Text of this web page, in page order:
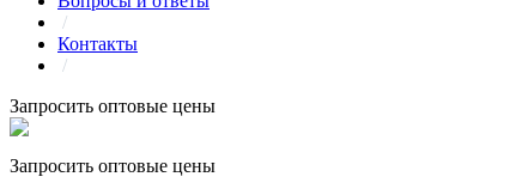
/
Контакты
/
Запросить оптовые цены
Запросить оптовые цены